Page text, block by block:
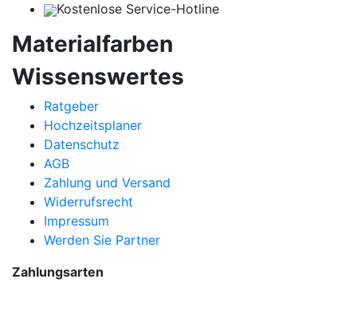
Kostenlose Service-Hotline
Materialfarben
Wissenswertes
Ratgeber
Hochzeitsplaner
Datenschutz
AGB
Zahlung und Versand
Widerrufsrecht
Impressum
Werden Sie Partner
Zahlungsarten